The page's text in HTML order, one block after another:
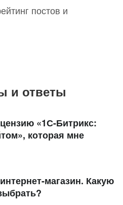
постов и
и ответы
«1С-Битрикс:
которая мне
Управление сайтом»
– «Старт», «Стандарт»,
магазин. Какую